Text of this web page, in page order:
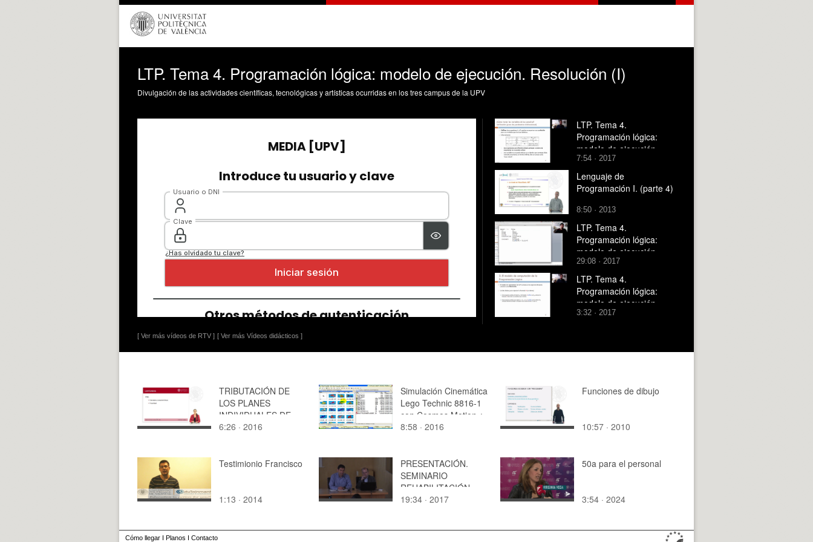
LTP. Tema 4. Programación lógica: modelo de ejecución. Resolución (I)
Divulgación de las actividades científicas, tecnológicas y artísticas ocurridas en los tres campus de la UPV
[ Ver más vídeos de RTV ] [ Ver más Vídeos didácticos ]
LTP. Tema 4.
Programación lógica:
modelo de ejecución.
Unificación (I)
7:54 · 2017
Lenguaje de
Programación I. (parte 4)
8:50 · 2013
LTP. Tema 4.
Programación lógica:
modelo de ejecución
29:08 · 2017
LTP. Tema 4.
Programación lógica:
modelo de ejecución.
Introducción
3:32 · 2017
TRIBUTACIÓN DE
LOS PLANES
INDIVIDUALES DE
AHORRO
6:26 · 2016
Simulación Cinemática
Lego Technic 8816-1
con Cosmos Motion ¿
1 de 8
8:58 · 2016
Funciones de dibujo
10:57 · 2010
Testimionio Francisco
1:13 · 2014
PRESENTACIÓN.
SEMINARIO
REHABILITACIÓN
ENERGÉTICA Y
19:34 · 2017
50a para el personal
3:54 · 2024
Cómo llegar I Planos I Contacto